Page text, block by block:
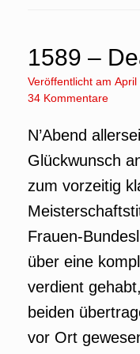
1589 –
Veröffentlicht am April
34 Kommentare
N’Abend
Glückwunsch
zum vorzeitig
Frauen-
über eine
verdient
beiden
vor Ort